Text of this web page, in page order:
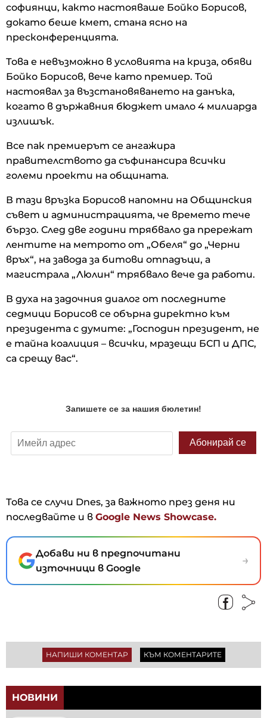
софиянци, както настояваше Бойко Борисов,
докато беше кмет, стана ясно на
пресконференцията.
Това е невъзможно в условията на криза, обяви
Бойко Борисов, вече като премиер. Той
настоявал за възстановяването на данъка,
когато в държавния бюджет имало 4 милиарда
излишък.
Все пак премиерът се ангажира
правителството да съфинансира всички
големи проекти на общината.
В тази връзка Борисов напомни на Общинския
съвет и администрацията, че времето тече
бързо. След две години трябвало да прережат
лентите на метрото от „Обеля“ до „Черни
връх“, на завода за битови отпадъци, а
магистрала „Люлин“ трябвало вече да работи.
В духа на задочния диалог от последните
седмици Борисов се обърна директно към
президента с думите: „Господин президент, не
е тайна коалиция – всички, мразещи БСП и ДПС,
са срещу вас“.
Това се случи Dnes, за важното през деня ни
последвайте и в Google News Showcase.
Добави ни в предпочитани
източници в Google
→
НАПИШИ КОМЕНТАР КЪМ КОМЕНТАРИТЕ
НОВИНИ